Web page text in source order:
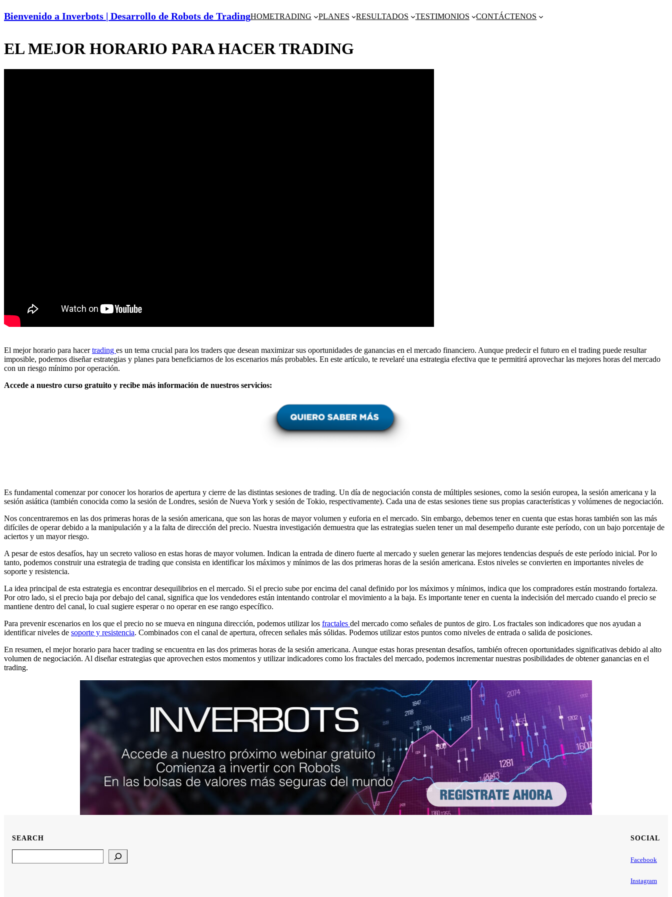
Bienvenido a Inverbots | Desarrollo de Robots de TradingHOMETRADING PLANES RESULTADOS TESTIMONIOS CONTÁCTENOS
EL MEJOR HORARIO PARA HACER TRADING
El mejor horario para hacertrading es un tema crucial para los traders que desean maximizar sus oportunidades de ganancias en el mercado financiero. Aunque predecir el futuro en el trading puede resultar
imposible, podemos diseñar estrategias y planes para beneficiarnos de los escenarios más probables. En este artículo, te revelaré una estrategia efectiva que te permitirá aprovechar las mejores horas del mercado
con un riesgo mínimo por operación.
Accede a nuestro curso gratuito y recibe más información de nuestros servicios:
Es fundamental comenzar por conocer los horarios de apertura y cierre de las distintas sesiones de trading. Un día de negociación consta de múltiples sesiones, como la sesión europea, la sesión americana y la
sesión asiática (también conocida como la sesión de Londres, sesión de Nueva York y sesión de Tokio, respectivamente). Cada una de estas sesiones tiene sus propias características y volúmenes de negociación.
Nos concentraremos en las dos primeras horas de la sesión americana, que son las horas de mayor volumen y euforia en el mercado. Sin embargo, debemos tener en cuenta que estas horas también son las más
difíciles de operar debido a la manipulación y a la falta de dirección del precio. Nuestra investigación demuestra que las estrategias suelen tener un mal desempeño durante este período, con un bajo porcentaje de
aciertos y un mayor riesgo.
A pesar de estos desafíos, hay un secreto valioso en estas horas de mayor volumen. Indican la entrada de dinero fuerte al mercado y suelen generar las mejores tendencias después de este período inicial. Por lo
tanto, podemos construir una estrategia de trading que consista en identificar los máximos y mínimos de las dos primeras horas de la sesión americana. Estos niveles se convierten en importantes niveles de
soporte y resistencia.
La idea principal de esta estrategia es encontrar desequilibrios en el mercado. Si el precio sube por encima del canal definido por los máximos y mínimos, indica que los compradores están mostrando fortaleza.
Por otro lado, si el precio baja por debajo del canal, significa que los vendedores están intentando controlar el movimiento a la baja. Es importante tener en cuenta la indecisión del mercado cuando el precio se
mantiene dentro del canal, lo cual sugiere esperar o no operar en ese rango específico.
Para prevenir escenarios en los que el precio no se mueva en ninguna dirección, podemos utilizar los fractales del mercado como señales de puntos de giro. Los fractales son indicadores que nos ayudan a
identificar niveles de soporte y resistencia. Combinados con el canal de apertura, ofrecen señales más sólidas. Podemos utilizar estos puntos como niveles de entrada o salida de posiciones.
En resumen, el mejor horario para hacer trading se encuentra en las dos primeras horas de la sesión americana. Aunque estas horas presentan desafíos, también ofrecen oportunidades significativas debido al alto
volumen de negociación. Al diseñar estrategias que aprovechen estos momentos y utilizar indicadores como los fractales del mercado, podemos incrementar nuestras posibilidades de obtener ganancias en el
trading.
SEARCH SOCIAL
Facebook
Instagram